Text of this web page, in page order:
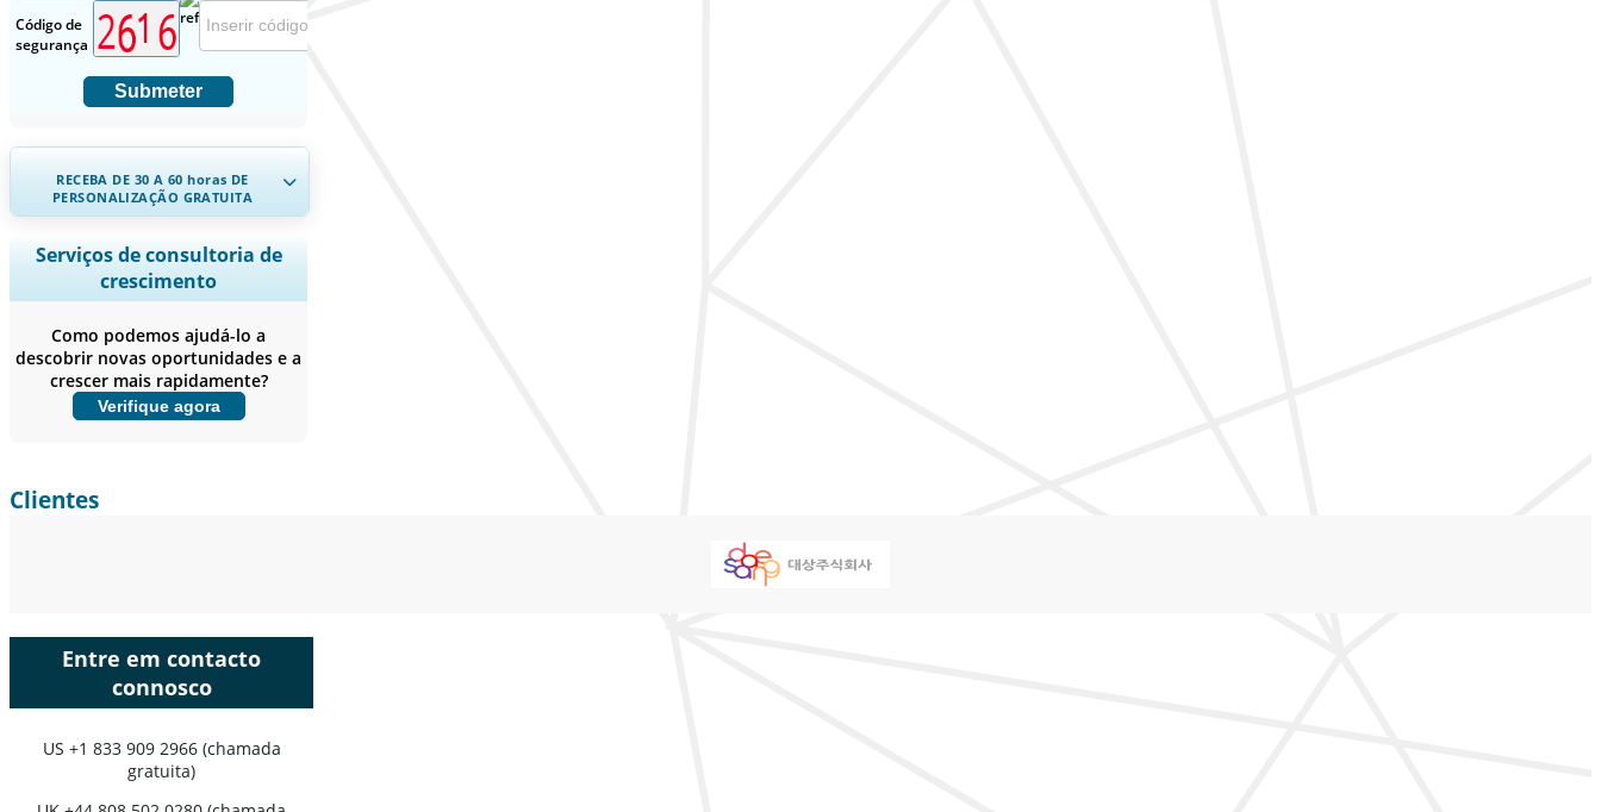
Código de
segurança
Submeter
RECEBA DE 30 A 60horas DE
PERSONALIZAÇÃO GRATUITA
Ampliar a cobertura regional e por
país, Análise de segmentos, Perfis de
empresas, Benchmarking
usuário final.
Personalizar agora
Serviços de consultoria de
crescimento
Como podemos ajudá-lo a
descobrir novas oportunidades e a
crescer mais rapidamente?
Verifique agora
Clientes
Entre em contacto
connosco
US +1 833 909 2966 (chamada
gratuita)